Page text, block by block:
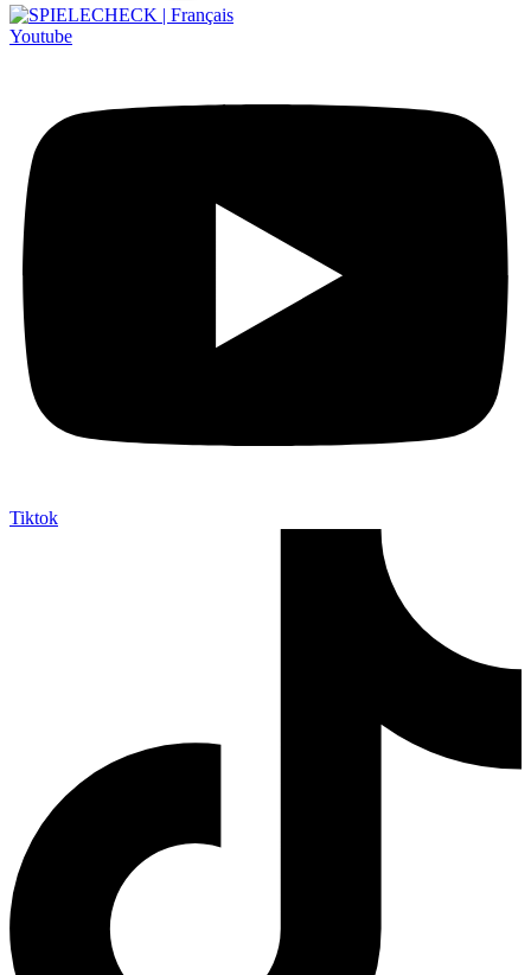
Youtube
Tiktok